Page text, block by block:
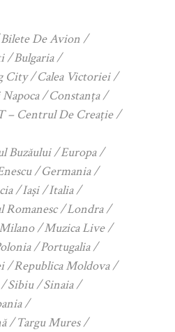
Bilete De Avion
Bulgaria
City
Calea Victoriei
Constanța
– Centrul De Creație
Buzăului
Europa
Germania
Iași
Italia
Romanesc
Londra
Muzica Live
Portugalia
Republica Moldova
Sibiu
Sinaia
Targu Mures